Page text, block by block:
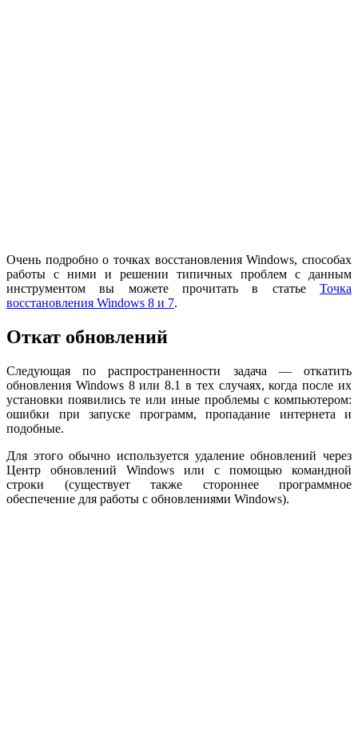
Очень подробно о точках восстановления Windows, способах
работы с ними и решении типичных проблем с данным
инструментом вы можете прочитать в статье Точка
восстановления Windows 8 и 7.
Откат обновлений
Следующая по распространенности задача — откатить
обновления Windows 8 или 8.1 в тех случаях, когда после их
установки появились те или иные проблемы с компьютером:
ошибки при запуске программ, пропадание интернета и
подобные.
Для этого обычно используется удаление обновлений через
Центр обновлений Windows или с помощью командной
строки (существует также стороннее программное
обеспечение для работы с обновлениями Windows).